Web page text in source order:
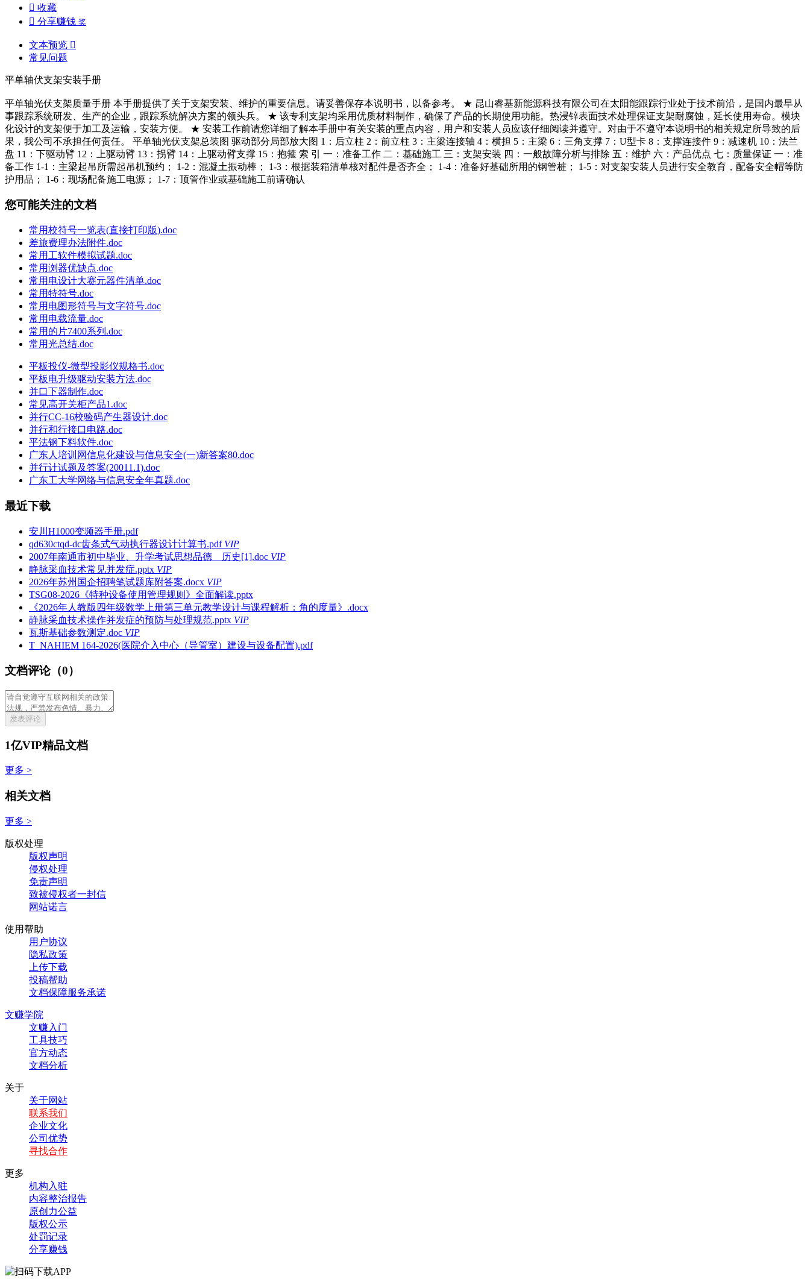
 收藏
 分享赚钱 奖
文本预览 
常见问题
平单轴伏支架安装手册
平单轴光伏支架质量手册 本手册提供了关于支架安装、维护的重要信息。请妥善保存本说明书，以备参考。 ★ 昆山睿基新能源科技有限公司在太阳能跟踪行业处于技术前沿，是国内最早从
事跟踪系统研发、生产的企业，跟踪系统解决方案的领头兵。 ★ 该专利支架均采用优质材料制作，确保了产品的长期使用功能。热浸锌表面技术处理保证支架耐腐蚀，延长使用寿命。模块
化设计的支架便于加工及运输，安装方便。 ★ 安装工作前请您详细了解本手册中有关安装的重点内容，用户和安装人员应该仔细阅读并遵守。对由于不遵守本说明书的相关规定所导致的后
果，我公司不承担任何责任。 平单轴光伏支架总装图 驱动部分局部放大图 1：后立柱 2：前立柱 3：主梁连接轴 4：横担 5：主梁 6：三角支撑 7：U型卡 8：支撑连接件 9：减速机 10：法兰
盘 11：下驱动臂 12：上驱动臂 13：拐臂 14：上驱动臂支撑 15：抱箍 索 引 一：准备工作 二：基础施工 三：支架安装 四：一般故障分析与排除 五：维护 六：产品优点 七：质量保证 一：准
备工作 1-1：主梁起吊所需起吊机预约； 1-2：混凝土振动棒； 1-3：根据装箱清单核对配件是否齐全； 1-4：准备好基础所用的钢管桩； 1-5：对支架安装人员进行安全教育，配备安全帽等防
护用品； 1-6：现场配备施工电源； 1-7：顶管作业或基础施工前请确认
您可能关注的文档
常用校符号一览表(直接打印版).doc
差旅费理办法附件.doc
常用工软件模拟试题.doc
常用浏器优缺点.doc
常用电设计大赛元器件清单.doc
常用特符号.doc
常用电图形符号与文字符号.doc
常用电载流量.doc
常用的片7400系列.doc
常用光总结.doc
平板投仪-微型投影仪规格书.doc
平板电升级驱动安装方法.doc
并口下器制作.doc
常见高开关柜产品1.doc
并行CC-16校验码产生器设计.doc
并行和行接口电路.doc
平法钢下料软件.doc
广东人培训网信息化建设与信息安全(一)新答案80.doc
并行计试题及答案(20011.1).doc
广东工大学网络与信息安全年真题.doc
最近下载
安川H1000变频器手册.pdf
qd630ctqd-dc齿条式气动执行器设计计算书.pdf VIP
2007年南通市初中毕业、升学考试思想品德__历史[1].doc VIP
静脉采血技术常见并发症.pptx VIP
2026年苏州国企招聘笔试题库附答案.docx VIP
TSG08-2026《特种设备使用管理规则》全面解读.pptx
《2026年人教版四年级数学上册第三单元教学设计与课程解析：角的度量》.docx
静脉采血技术操作并发症的预防与处理规范.pptx VIP
瓦斯基础参数测定.doc VIP
T_NAHIEM 164-2026(医院介入中心（导管室）建设与设备配置).pdf
文档评论（0）
发表评论
1亿VIP精品文档
更多 >
相关文档
更多 >
版权处理
版权声明
侵权处理
免责声明
致被侵权者一封信
网站诺言
使用帮助
用户协议
隐私政策
上传下载
投稿帮助
文档保障服务承诺
文赚学院
文赚入门
工具技巧
官方动态
文档分析
关于
关于网站
联系我们
企业文化
公司优势
寻找合作
更多
机构入驻
内容整治报告
原创力公益
版权公示
处罚记录
分享赚钱